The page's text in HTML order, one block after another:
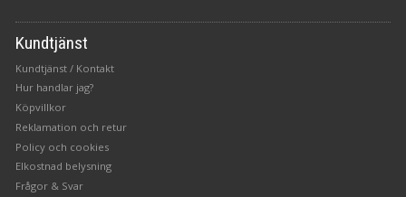
Kundtjänst
Kundtjänst / Kontakt
Hur handlar jag?
Köpvillkor
Reklamation och retur
Policy och cookies
Elkostnad belysning
Frågor & Svar